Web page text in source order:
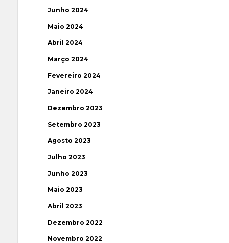
Junho 2024
Maio 2024
Abril 2024
Março 2024
Fevereiro 2024
Janeiro 2024
Dezembro 2023
Setembro 2023
Agosto 2023
Julho 2023
Junho 2023
Maio 2023
Abril 2023
Dezembro 2022
Novembro 2022